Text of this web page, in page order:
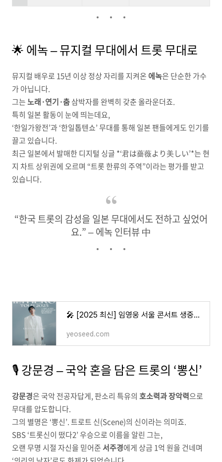
🌟 에녹 – 뮤지컬 무대에서 트롯 무대로
뮤지컬 배우로 15년 이상 정상 자리를 지켜온 에녹은 단순한 가수
가 아닙니다.
그는노래·연기·춤삼박자를 완벽히 갖춘 올라운더죠.
특히 일본 활동이 눈에 띄는데요,
‘한일가왕전’과 ‘한일톱텐쇼’ 무대를 통해 일본 팬들에게도 인기를
끌고 있습니다.
최근 일본에서 발매한 디지털 싱글 *‘君は薔薇より美しい’*는 현
지 차트 상위권에 오르며 “트롯 한류의 주역”이라는 평가를 받고
있습니다.
“한국 트롯의 감성을 일본 무대에서도 전하고 싶었어
요.” – 에녹 인터뷰 中
🎤 [2025 최신] 임영웅 서울 콘서트 생중계 확정｜티빙 독점 공개 & 암표 근절 이슈까지 총정리
yeoseed.com
🎙 강문경 – 국악 혼을 담은 트롯의 ‘뽕신’
강문경은 국악 전공자답게, 판소리 특유의 호소력과 장악력으로
무대를 압도합니다.
그의 별명은 ‘뽕신’. 트로트 신(Scene)의 신이라는 의미죠.
SBS ‘트롯신이 떴다2’ 우승으로 이름을 알린 그는,
오랜 무명 시절 자신을 믿어준서주경에게 상금 1억 원을 건네며